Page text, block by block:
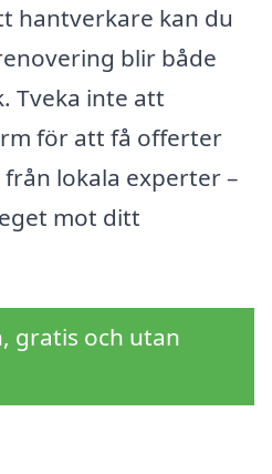
hantverkare kan du
blir både
Tveka inte att
för att få offerter
lokala experter –
mot ditt
gratis och utan